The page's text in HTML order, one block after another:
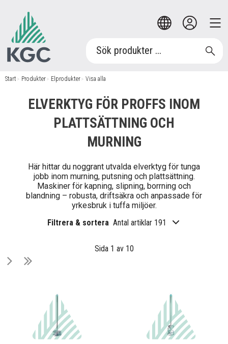
Start / Produkter / Elprodukter / Visa alla
ELVERKTYG FÖR PROFFS INOM
PLATTSÄTTNING OCH
MURNING
Här hittar du noggrant utvalda elverktyg för tunga
jobb inom murning, putsning och plattsättning.
Maskiner för kapning, slipning, borrning och
blandning – robusta, driftsäkra och anpassade för
yrkesbruk i tuffa miljöer.
Filtrera & sortera Antal artiklar 191
Sida 1 av 10